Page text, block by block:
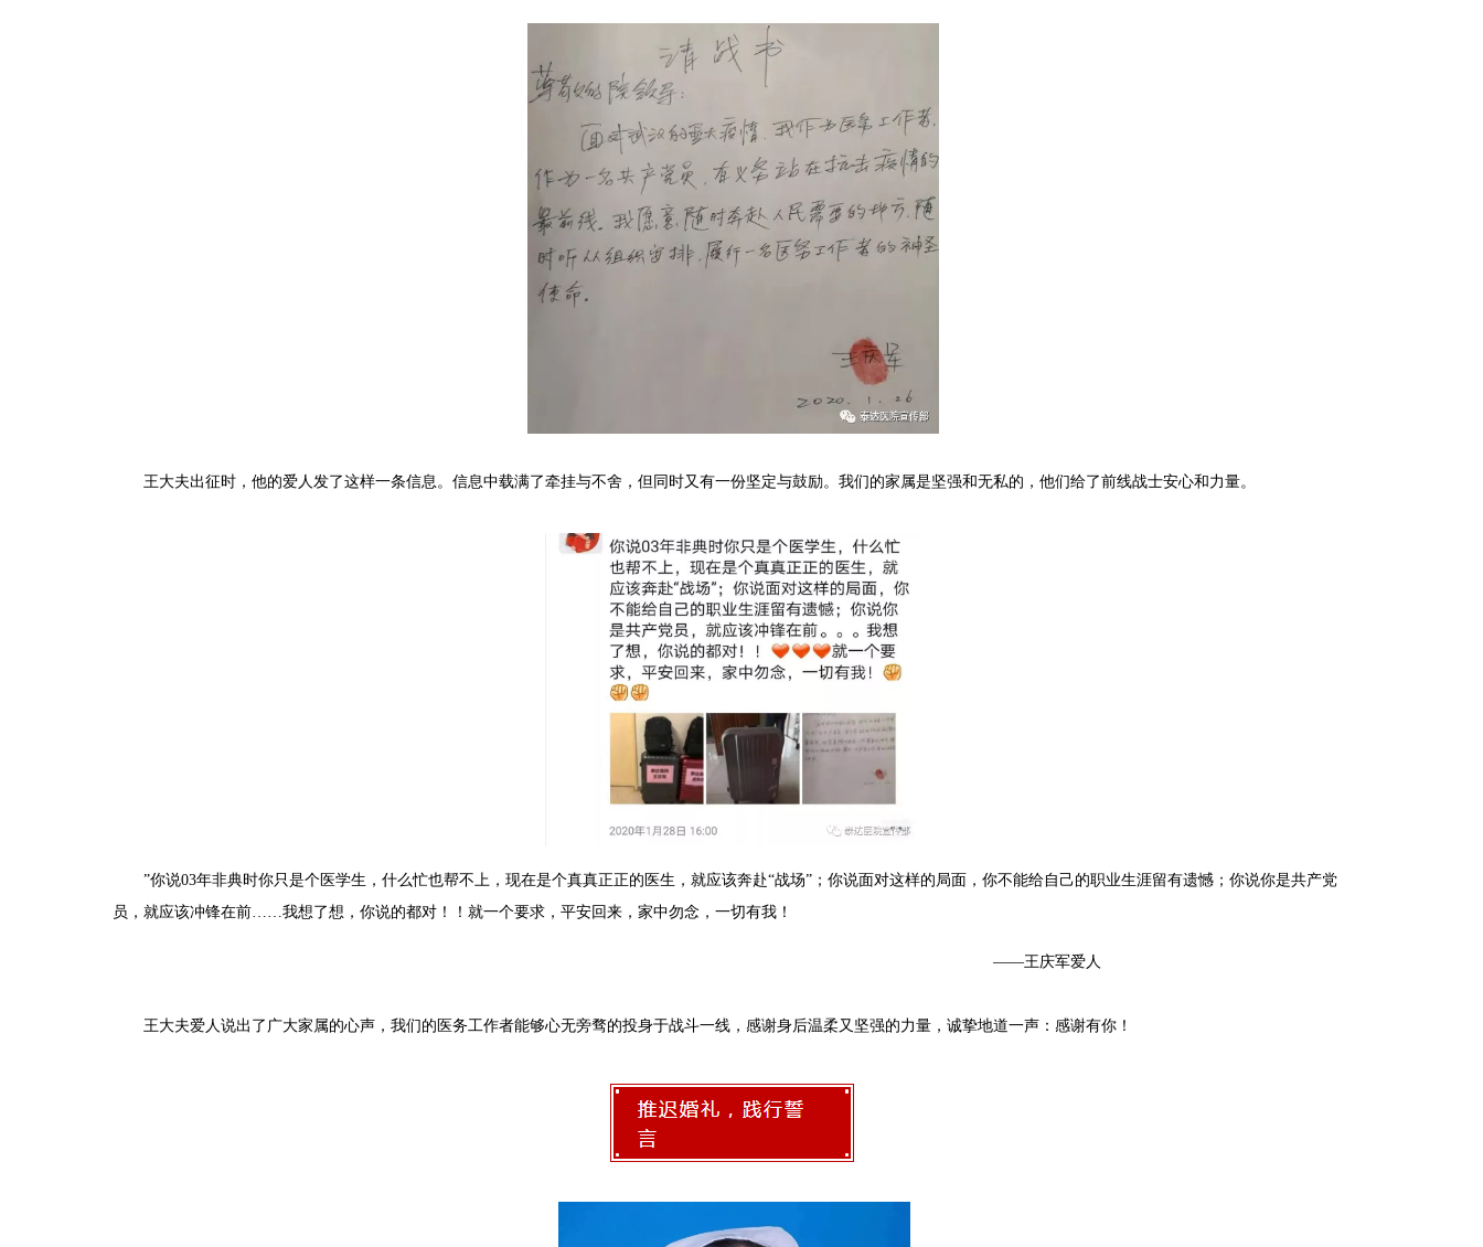
王大夫出征时，他的爱人发了这样一条信息。信息中载满了牵挂与不舍，但同时又有一份坚定与鼓励。我们的家属是坚强和无私的，他们给了前线战士安心和力量。
”你说03年非典时你只是个医学生，什么忙也帮不上，现在是个真真正正的医生，就应该奔赴“战场”；你说面对这样的局面，你不能给自己的职业生涯留有遗憾；你说你是共产党
员，就应该冲锋在前……我想了想，你说的都对！！就一个要求，平安回来，家中勿念，一切有我！
——王庆军爱人
王大夫爱人说出了广大家属的心声，我们的医务工作者能够心无旁骛的投身于战斗一线，感谢身后温柔又坚强的力量，诚挚地道一声：感谢有你！